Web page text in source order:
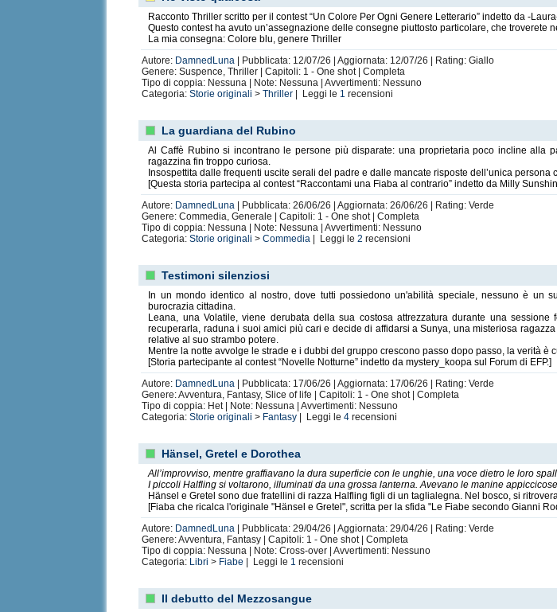
Racconto Thriller scritto per il contest “Un Colore Per Ogni Genere Letterario” indetto da -
Questo contest ha avuto un’assegnazione delle consegne piuttosto particolare, che troverete
La mia consegna: Colore blu, genere Thriller
Autore: DamnedLuna | Pubblicata: 12/07/26 | Aggiornata: 12/07/26 | Rating: Giallo
Genere: Suspence, Thriller | Capitoli: 1 - One shot | Completa
Tipo di coppia: Nessuna | Note: Nessuna | Avvertimenti: Nessuno
Categoria:Storie originali >Thriller | Leggi le 1 recensioni
La guardiana del Rubino
Al Caffè Rubino si incontrano le persone più disparate: una proprietaria poco incline
ragazzina fin troppo curiosa.
Insospettita dalle frequenti uscite serali del padre e dalle mancate risposte dell’unica
[Questa storia partecipa al contest “Raccontami una Fiaba al contrario” indetto da Milly
Autore: DamnedLuna | Pubblicata: 26/06/26 | Aggiornata: 26/06/26 | Rating: Verde
Genere: Commedia, Generale | Capitoli: 1 - One shot | Completa
Tipo di coppia: Nessuna | Note: Nessuna | Avvertimenti: Nessuno
Categoria:Storie originali >Commedia | Leggi le2 recensioni
Testimoni silenziosi
In un mondo identico al nostro, dove tutti possiedono un'abilità speciale, nessuno è
burocrazia cittadina.
Leana, una Volatile, viene derubata della sua costosa attrezzatura durante una
recuperarla, raduna i suoi amici più cari e decide di affidarsi a Sunya, una misteriosa
relative al suo strambo potere.
Mentre la notte avvolge le strade e i dubbi del gruppo crescono passo dopo passo, la verità è
[Storia partecipante al contest “Novelle Notturne” indetto da mystery_koopa sul Forum di EFP.]
Autore: DamnedLuna | Pubblicata: 17/06/26 | Aggiornata: 17/06/26 | Rating: Verde
Genere: Avventura, Fantasy, Slice of life | Capitoli: 1 - One shot | Completa
Tipo di coppia: Het | Note: Nessuna | Avvertimenti: Nessuno
Categoria:Storie originali > Fantasy | Leggi le4 recensioni
Hänsel, Gretel e Dorothea
All’improvviso, mentre graffiavano la dura superficie con le unghie, una voce dietro le loro
I piccoli Halfling si voltarono, illuminati da una grossa lanterna. Avevano le manine
Hänsel e Gretel sono due fratellini di razza Halfling figli di un taglialegna. Nel bosco, si
[Fiaba che ricalca l'originale "Hänsel e Gretel", scritta per la sfida "Le Fiabe secondo Gianni
Autore: DamnedLuna | Pubblicata: 29/04/26 | Aggiornata: 29/04/26 | Rating: Verde
Genere: Avventura, Fantasy | Capitoli: 1 - One shot | Completa
Tipo di coppia: Nessuna | Note: Cross-over | Avvertimenti: Nessuno
Categoria: Libri > Fiabe | Leggi le 1 recensioni
Il debutto del Mezzosangue